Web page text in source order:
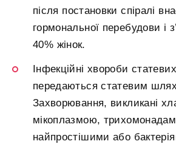
після постановки спіралі
гормональної перебудови і
40% жінок.
Інфекційні хвороби статевих
передаються статевим
Захворювання, викликані
мікоплазмою,
найпростішими або